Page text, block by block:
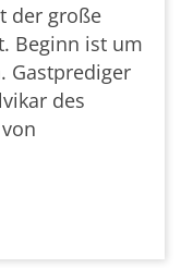
der große
Beginn ist um
Gastprediger
des